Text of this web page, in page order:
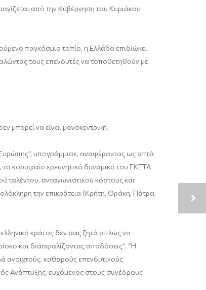
από την Κυβέρνηση του Κυριάκου
παγκόσμιο τοπίο, η Ελλάδα επιδιώκει
τους επενδυτές να τοποθετηθούν με
μπορεί να είναι μονοκεντρική.
υπογράμμισε, αναφέροντας ως απτά
κορυφαίο ερευνητικό δυναμικό του ΕΚΕΤΑ
ταλέντου, ανταγωνιστικού κόστους και
την επικράτεια (Κρήτη, Θράκη, Πάτρα,
κράτος δεν σας ζητά απλώς να
και διασφαλίζοντας αποδόσεις”. “Η
ανοιχτούς, καθαρούς επενδυτικούς
Ανάπτυξης, ευχόμενος στους συνέδρους